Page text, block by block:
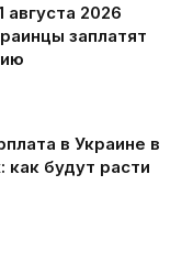
августа 2026
заплатят
в Украине в
как будут расти